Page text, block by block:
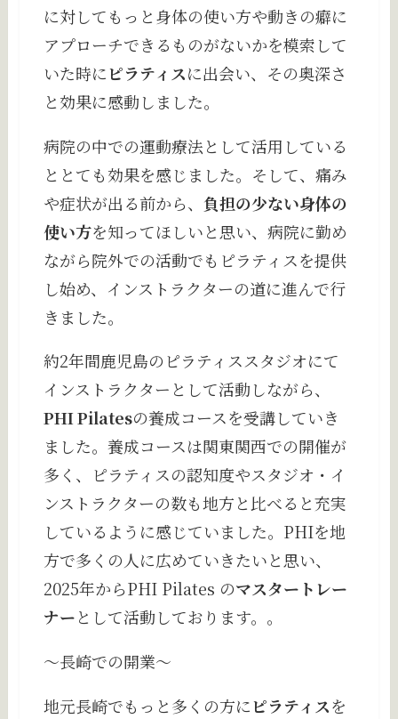
に対してもっと身体の使い方や動きの癖に
アプローチできるものがないかを模索して
いた時にピラティスに出会い、その奥深さ
と効果に感動しました。
病院の中での運動療法として活用している
ととても効果を感じました。そして、痛み
や症状が出る前から、 負担の少ない身体の
使い方を知ってほしいと思い、病院に勤め
ながら院外での活動でもピラティスを提供
し始め、インストラクターの道に進んで行
きました。
約2年間鹿児島のピラティススタジオにて
インストラクターとして活動しながら、
PHI Pilatesの養成コースを受講していき
ました。養成コースは関東関西での開催が
多く、ピラティスの認知度やスタジオ・イ
ンストラクターの数も地方と比べると充実
しているように感じていました。PHIを地
方で多くの人に広めていきたいと思い、
2025年からPHI Pilates のマスタートレー
ナーとして活動しております。。
〜長崎での開業〜
地元長崎でもっと多くの方にピラティスを